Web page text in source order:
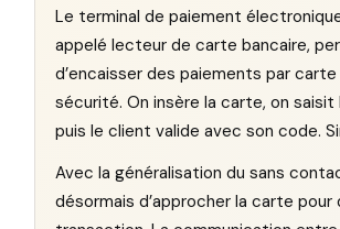
Le terminal de paiement
appelé lecteur de carte bancaire,
d’encaisser des paiements par
sécurité. On insère la carte, on
puis le client valide avec son code.
Avec la généralisation du sans
désormais d’approcher la carte pour